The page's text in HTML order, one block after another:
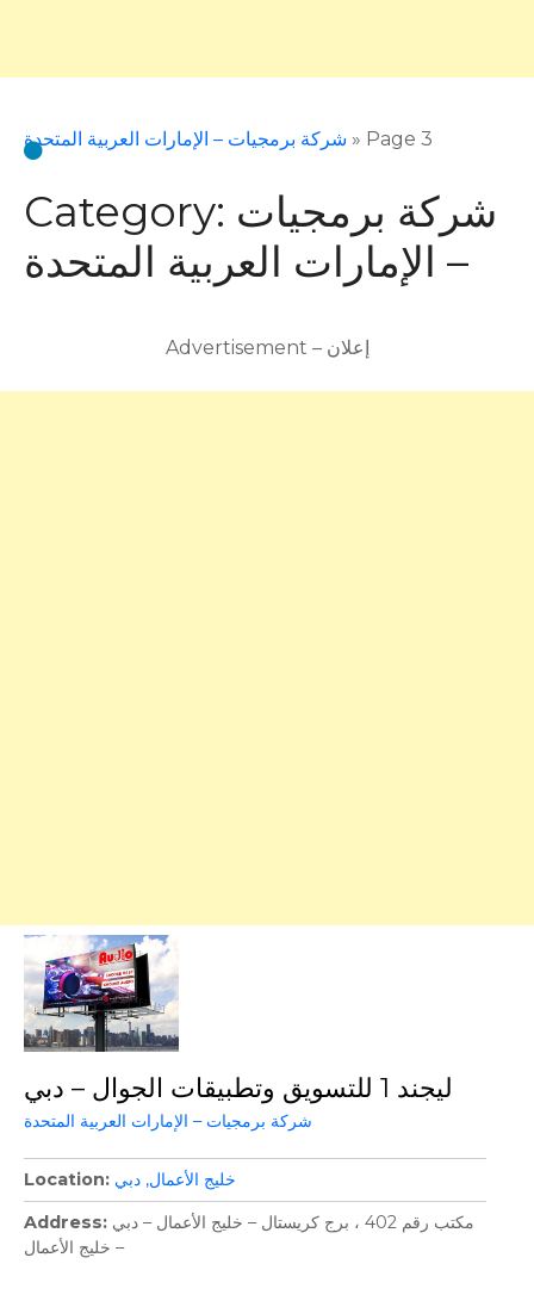
شركة برمجيات – الإمارات العربية المتحدة » Page 3
Category: شركة برمجيات
– الإمارات العربية المتحدة
Advertisement – إعلان
ليجند 1 للتسويق وتطبيقات الجوال – دبي
شركة برمجيات – الإمارات العربية المتحدة
Location خليج الأعمال دبي
Address مكتب رقم 402 ، برج كريستال – خليج الأعمال – دبي
– خليج الأعمال